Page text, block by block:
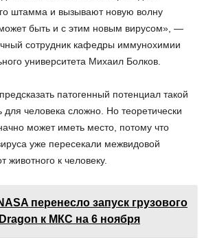
штамма и вызывают новую волну
быть и с этим новым вирусом», —
сотрудник кафедры иммунохимии
университета Михаил Болков.
патогенный потенциал такой
для человека сложно. Но теоретически
может иметь место, потому что
уже пересекали межвидовой
животного к человеку.
перенесло запуск грузового
к МКС на 6 ноября